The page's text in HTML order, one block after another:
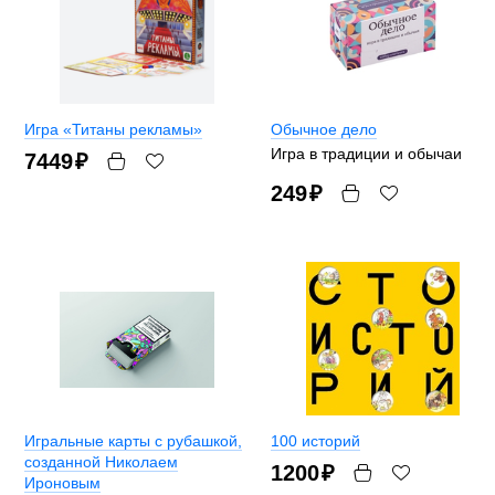
Игра «Титаны рекламы»
7449₽
Обычное дело
Игра в традиции и обычаи
249₽
Игральные карты с рубашкой,
созданной Николаем
Ироновым
100 историй
1200₽